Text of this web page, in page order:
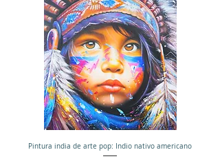
Pintura india de arte pop: Indio nativo americano